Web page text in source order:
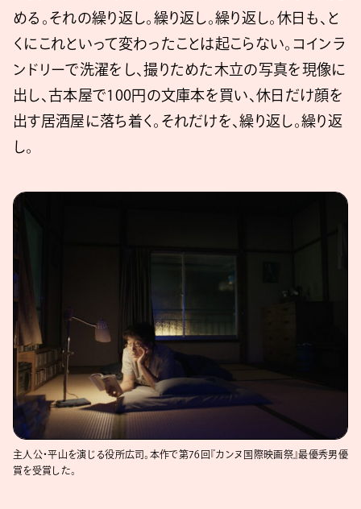
める。それの繰り返し。繰り返し。繰り返し。休日も、と
くにこれといって変わったことは起こらない。コインラ
ンドリーで洗濯をし、撮りためた木立の写真を現像に
出し、古本屋で100円の文庫本を買い、休日だけ顔を
出す居酒屋に落ち着く。それだけを、繰り返し。繰り返
し。
主人公・平山を演じる役所広司。本作で第76回『カンヌ国際映画祭』最優秀男優
賞を受賞した。